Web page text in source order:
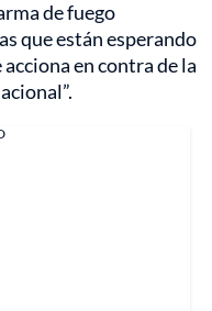
de fuego
que están esperando
en contra de la